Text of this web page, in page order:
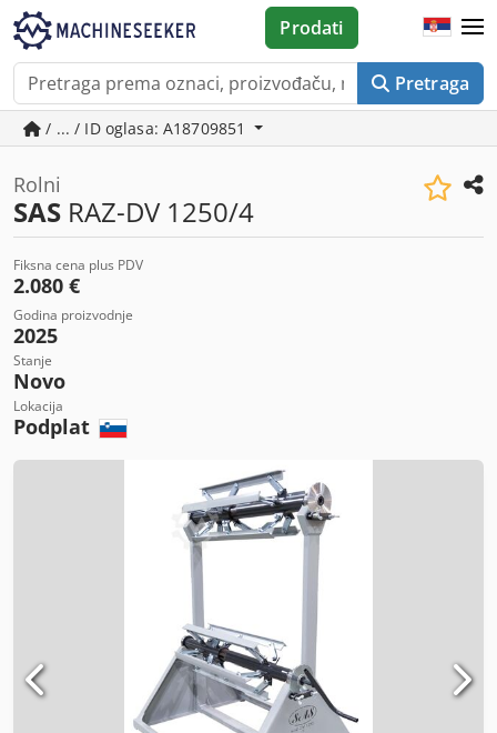
Pretraga
Prodati
/ ... / ID oglasa: A18709851
Rolni
SAS RAZ-DV 1250/4
Fiksna cena plus PDV
2.080 €
Godina proizvodnje
2025
Stanje
Novo
Lokacija
Podplat